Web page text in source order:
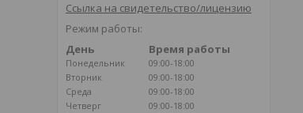
Ссылка на свидетельство/лицензию
Режим работы:
День
Время работы
Понедельник
09:00-18:00
Вторник
09:00-18:00
Среда
09:00-18:00
Четверг
09:00-18:00